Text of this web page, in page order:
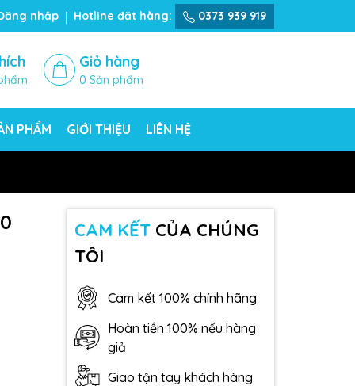
nhập Hotline đặt hàng: 0373 939 919
Giỏ hàng
0 Sản phẩm
PHẨM GIỚI THIỆU LIÊN HỆ
CAM KẾTCỦA CHÚNG
TÔI
Cam kết 100% chính hãng
Hoàn tiền 100% nếu hàng
giả
Giao tận tay khách hàng